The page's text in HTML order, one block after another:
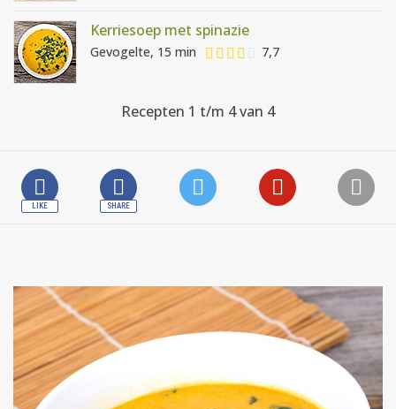
Kerriesoep met spinazie
Gevogelte, 15 min 7,7
Recepten 1 t/m 4 van 4